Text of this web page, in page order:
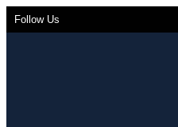
Follow Us